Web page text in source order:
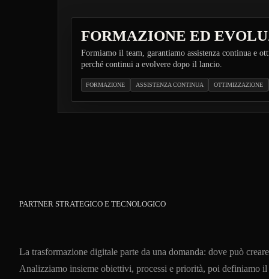
FORMAZIONE ED
Formiamo il team, garantiamo assistenza continua e
perché continui a evolvere dopo il lancio.
FORMAZIONE ASSISTENZA CONTINUA OTTIMIZZAZIONE
PARTNER STRATEGICO E TECNOLOGICO
La trasformazione digitale parte da una domanda: dove può
Analizziamo insieme obiettivi, processi e priorità, poi definiamo